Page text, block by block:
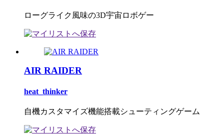
ローグライク風味の3D宇宙ロボゲー
AIR RAIDER
heat_thinker
自機カスタマイズ機能搭載シューティングゲーム